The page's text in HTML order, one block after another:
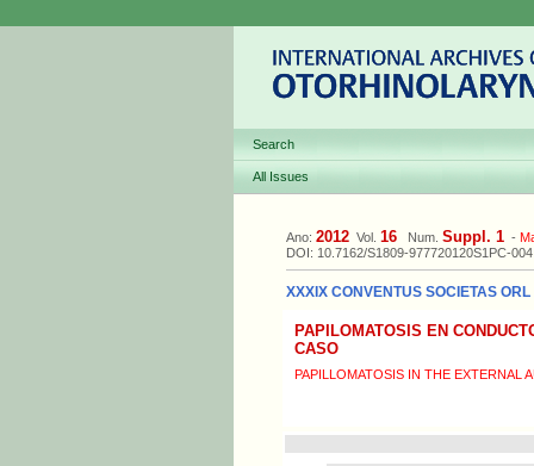
Search
All Issues
Ano: 2012 Vol. 16 Num. Suppl. 1 -
DOI: 10.7162/S1809-977720120S1PC-004
XXXIX CONVENTUS SOCIETAS
PAPILOMATOSIS EN
CASO
PAPILLOMATOSIS IN THE EXTERNAL